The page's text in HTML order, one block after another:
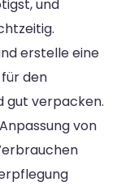
und
erstelle eine
den
gut verpacken.
von